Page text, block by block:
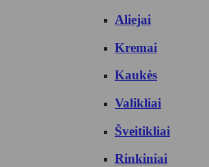
Aliejai
Kremai
Kaukės
Valikliai
Šveitikliai
Rinkiniai